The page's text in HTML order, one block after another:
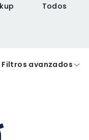
Todos
máximo
contado
precio
Filtros avanzados